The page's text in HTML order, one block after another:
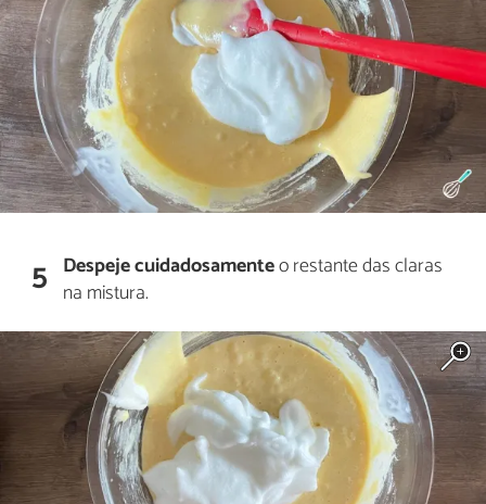
5 Despeje cuidadosamenteo restante das claras
na mistura.